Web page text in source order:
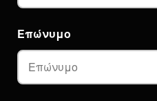
Επώνυμο